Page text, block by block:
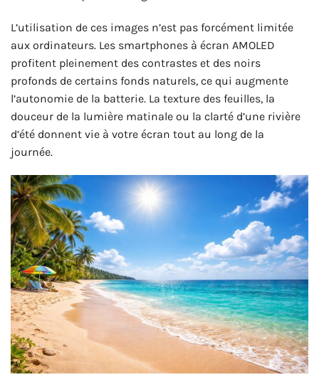
L’utilisation de ces images n’est pas forcément limitée
aux ordinateurs. Les smartphones à écran AMOLED
profitent pleinement des contrastes et des noirs
profonds de certains fonds naturels, ce qui augmente
l’autonomie de la batterie. La texture des feuilles, la
douceur de la lumière matinale ou la clarté d’une rivière
d’été donnent vie à votre écran tout au long de la
journée.